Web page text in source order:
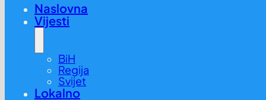
Naslovna
Vijesti
BiH
Regija
Svijet
Lokalno